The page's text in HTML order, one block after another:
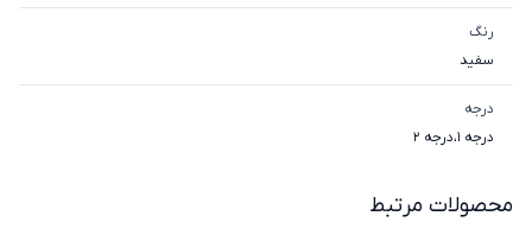
رنگ
سفید
درجه
درجه 1 ،درجه 2
محصولات مرتبط